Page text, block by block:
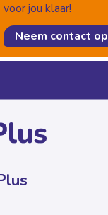
voor jou klaar!
Neem contact op